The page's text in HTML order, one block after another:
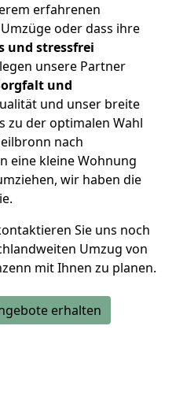
erfahrenen
oder dass ihre
und stressfrei
unsere Partner
und
und unser breite
zu der optimalen Wahl
nach
eine kleine Wohnung
wir haben die
Sie uns noch
Umzug von
mit Ihnen zu planen.
erhalten